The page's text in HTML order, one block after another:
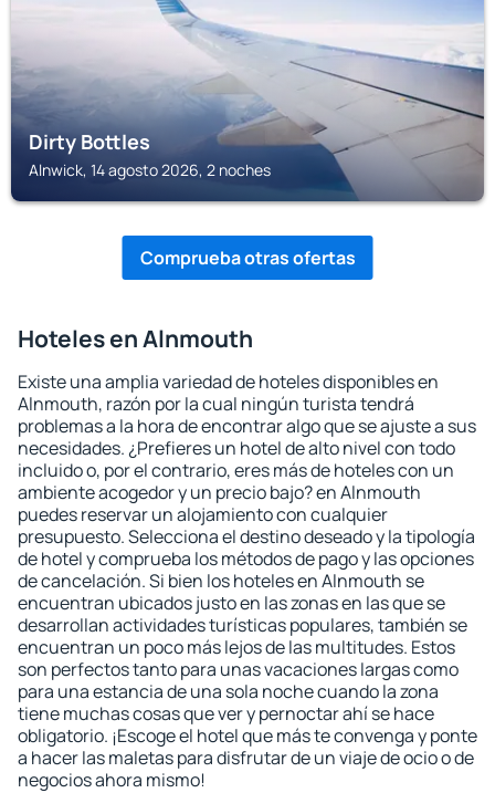
Dirty Bottles
Alnwick, 14 agosto 2026, 2 noches
Comprueba otras ofertas
Hoteles en Alnmouth
Existe una amplia variedad de hoteles disponibles en
Alnmouth, razón por la cual ningún turista tendrá
problemas a la hora de encontrar algo que se ajuste a sus
necesidades. ¿Prefieres un hotel de alto nivel con todo
incluido o, por el contrario, eres más de hoteles con un
ambiente acogedor y un precio bajo? en Alnmouth
puedes reservar un alojamiento con cualquier
presupuesto. Selecciona el destino deseado y la tipología
de hotel y comprueba los métodos de pago y las opciones
de cancelación. Si bien los hoteles en Alnmouth se
encuentran ubicados justo en las zonas en las que se
desarrollan actividades turísticas populares, también se
encuentran un poco más lejos de las multitudes. Estos
son perfectos tanto para unas vacaciones largas como
para una estancia de una sola noche cuando la zona
tiene muchas cosas que ver y pernoctar ahí se hace
obligatorio. ¡Escoge el hotel que más te convenga y ponte
a hacer las maletas para disfrutar de un viaje de ocio o de
negocios ahora mismo!